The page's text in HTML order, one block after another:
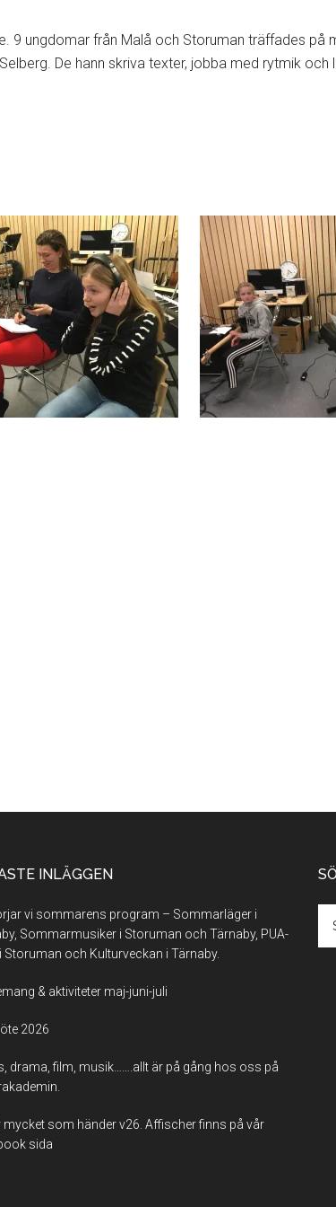
9 ungdomar från Malå och Storuman träffades på
De hann skriva texter, jobba med rytmik
INLÄGGEN
vi sommarens program – Sommarläger i
Sommarmusiker i Storuman och Tärnaby, PUA-
i Storuman och Kulturveckan i Tärnaby.
& aktiviteter maj-juni-juli
2026
drama, film, musik…….allt är på gång hos oss på
mycket som händer v26. Affischer finns på vår
sida
the